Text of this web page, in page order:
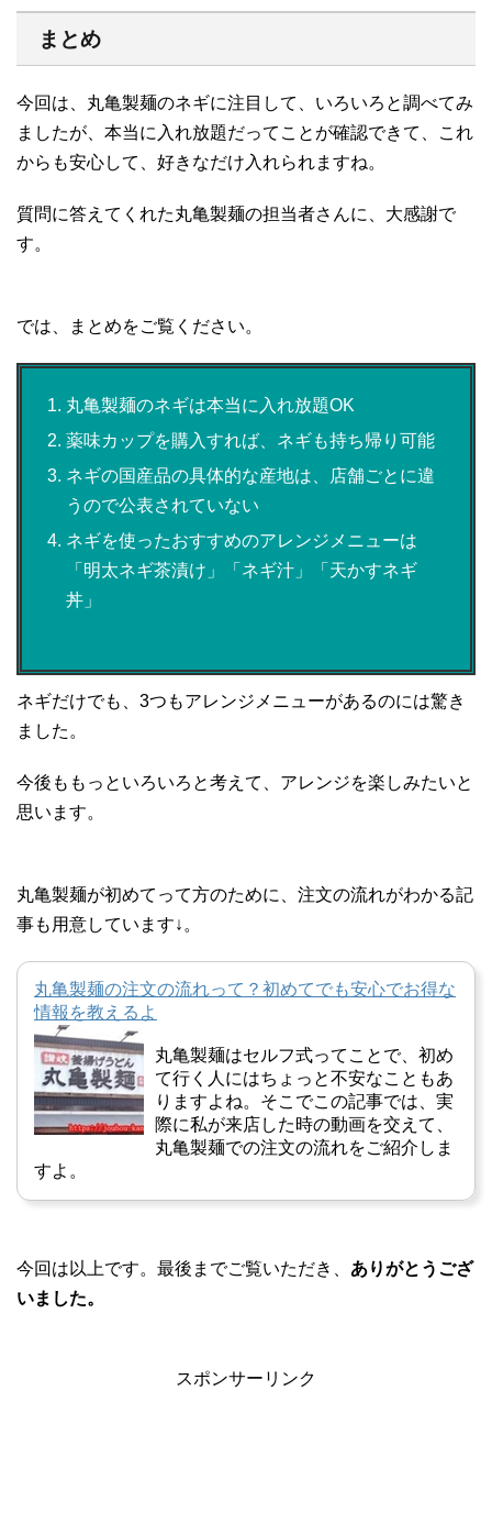
まとめ
今回は、丸亀製麺のネギに注目して、いろいろと調べてみ
ましたが、本当に入れ放題だってことが確認できて、これ
からも安心して、好きなだけ入れられますね。
質問に答えてくれた丸亀製麺の担当者さんに、大感謝で
す。
では、まとめをご覧ください。
丸亀製麺のネギは本当に入れ放題OK
薬味カップを購入すれば、ネギも持ち帰り可能
ネギの国産品の具体的な産地は、店舗ごとに違
うので公表されていない
ネギを使ったおすすめのアレンジメニューは
「明太ネギ茶漬け」「ネギ汁」「天かすネギ
丼」
ネギだけでも、3つもアレンジメニューがあるのには驚き
ました。
今後ももっといろいろと考えて、アレンジを楽しみたいと
思います。
丸亀製麺が初めてって方のために、注文の流れがわかる記
事も用意しています↓。
丸亀製麺の注文の流れって？初めてでも安心でお得な
情報を教えるよ
丸亀製麺はセルフ式ってことで、初め
て行く人にはちょっと不安なこともあ
りますよね。そこでこの記事では、実
際に私が来店した時の動画を交えて、
丸亀製麺での注文の流れをご紹介しま
すよ。
今回は以上です。最後までご覧いただき、 ありがとうござ
いました。
スポンサーリンク